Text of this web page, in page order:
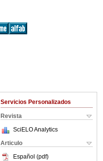
Servicios Personalizados
Revista
SciELO Analytics
Articulo
Español (pdf)